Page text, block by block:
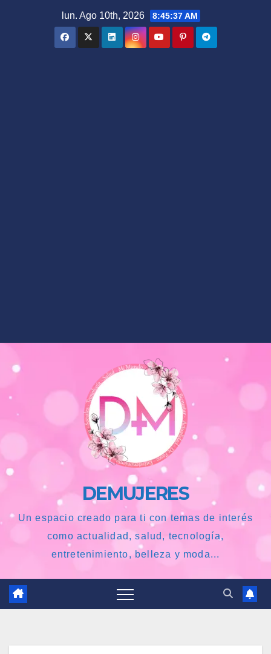
lun. Ago 10th, 2026 8:45:38 AM
DEMUJERES
Un espacio creado para ti con temas de interés
como actualidad, salud, tecnología,
entretenimiento, belleza y moda...